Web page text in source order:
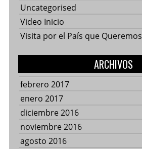
Uncategorised
Video Inicio
Visita por el País que Queremos
ARCHIVOS
febrero 2017
enero 2017
diciembre 2016
noviembre 2016
agosto 2016